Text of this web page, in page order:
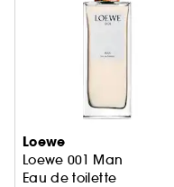
Loewe
Loewe 001 Man
Eau de toilette